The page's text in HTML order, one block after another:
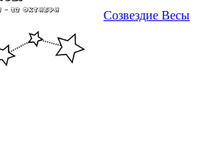
Созвездие Весы